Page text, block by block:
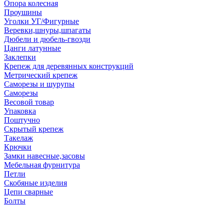
Опора колесная
Проушины
Уголки УГ/Фигурные
Веревки,шнуры,шпагаты
Дюбели и дюбель-гвозди
Цанги латунные
Заклепки
Крепеж для деревянных конструкций
Метрический крепеж
Саморезы и шурупы
Саморезы
Весовой товар
Упаковка
Поштучно
Скрытый крепеж
Такелаж
Крючки
Замки навесные,засовы
Мебельная фурнитура
Петли
Скобяные изделия
Цепи сварные
Болты